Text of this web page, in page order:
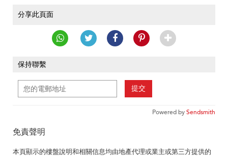
分享此頁面
保持聯繫
提交
Powered bySendsmith
免責聲明
本頁顯示的樓盤說明和相關信息均由地產代理或業主或第三方提供的